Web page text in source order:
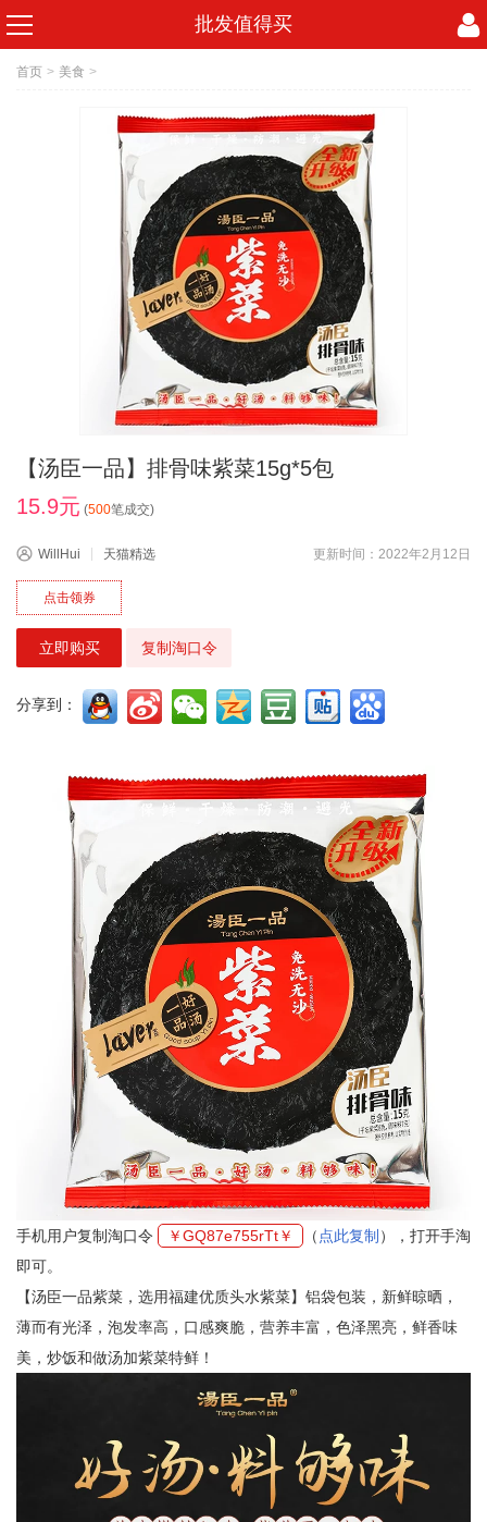
批发值得买
首页 > 美食 >
【汤臣一品】排骨味紫菜15g*5包
15.9元 (500笔成交)
WillHui 天猫精选 更新时间：2022年2月12日
点击领券
立即购买 复制淘口令
分享到：
手机用户复制淘口令 ￥GQ87e755rTt￥ （ 点此复制 ），打开手淘
即可。
【汤臣一品紫菜，选用福建优质头水紫菜】铝袋包装，新鲜晾晒，
薄而有光泽，泡发率高，口感爽脆，营养丰富，色泽黑亮，鲜香味
美，炒饭和做汤加紫菜特鲜！